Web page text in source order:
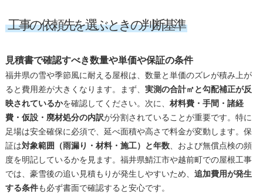
工事の依頼先を選ぶときの判断基準
見積書で確認すべき数量や単価や保証の条件
福井県の雪や季節風に耐える屋根は、数量と単価のズレが積み上が
ると費用差が大きくなります。まず、 実測の合計㎡と勾配補正が反
映されているかを確認してください。次に、 材料費・手間・諸経
費・仮設・廃材処分の内訳が分割されていることが重要です。特に
足場は安全確保に必須で、延べ面積や高さで料金が変動します。保
証は対象範囲（雨漏り・材料・施工）と年数、および無償点検の頻
度を明記しているかを見ます。福井県鯖江市や越前町での屋根工事
では、豪雪後の追い見積もりが発生しやすいため、 追加費用が発生
する条件も必ず書面で確認すると安心です。